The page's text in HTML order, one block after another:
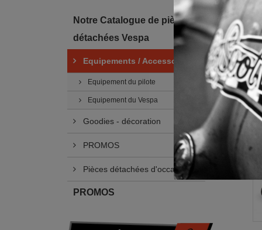
Notre Catalogue de pièces
détachées Vespa
Equipements / Accessoires
Equipement du pilote
Equipement du Vespa
Goodies - décoration
PROMOS
Pièces détachées d'occasion
PROMOS
Tri --